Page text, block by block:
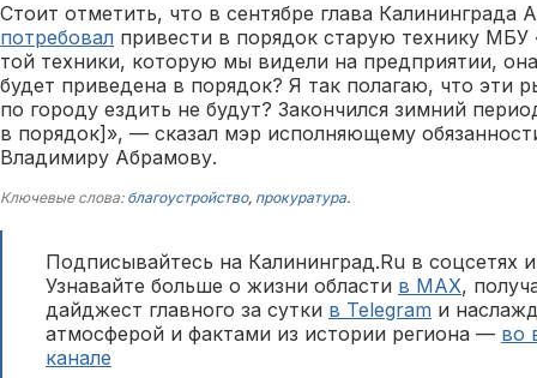
Стоит отметить, что в сентябре глава Калининграда
потребовал привести в порядок старую технику
той техники, которую мы видели на предприятии,
будет приведена в порядок? Я так полагаю, что эти
по городу ездить не будут? Закончился зимний
в порядок]», — сказал мэр исполняющему
Владимиру Абрамову.
Ключевые слова: благоустройство, прокуратура.
Подписывайтесь на Калининград.Ru в соцсетях
Узнавайте больше о жизни области в MAX,
дайджест главного за сутки в Telegram и
атмосферой и фактами из истории региона — во
канале